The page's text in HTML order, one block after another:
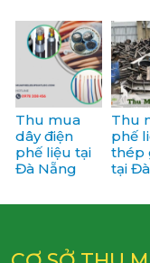
Thu mua
dây điện
phế liệu tại
Đà Nẵng
Thu
phế
thép
tại